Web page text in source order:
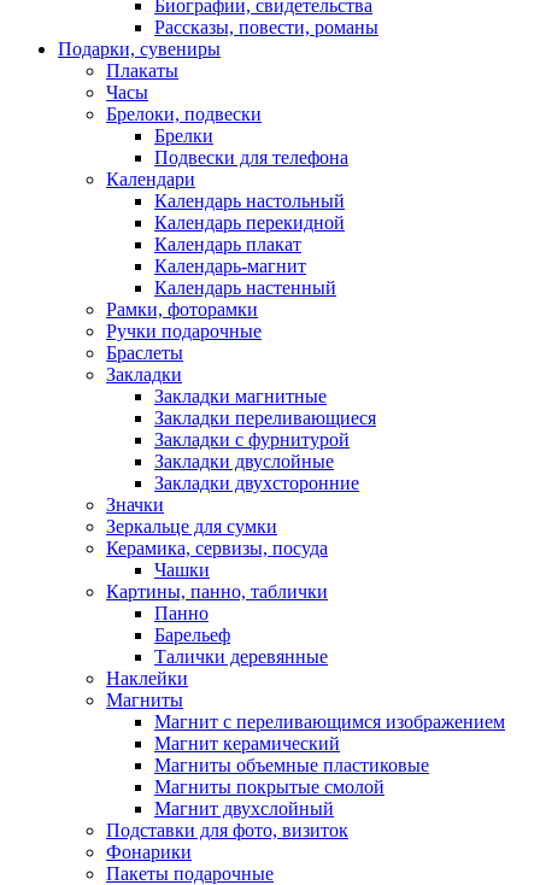
Биографии, свидетельства
Рассказы, повести, романы
Подарки, сувениры
Плакаты
Часы
Брелоки, подвески
Брелки
Подвески для телефона
Календари
Календарь настольный
Календарь перекидной
Календарь плакат
Календарь-магнит
Календарь настенный
Рамки, фоторамки
Ручки подарочные
Браслеты
Закладки
Закладки магнитные
Закладки переливающиеся
Закладки с фурнитурой
Закладки двуслойные
Закладки двухсторонние
Значки
Зеркальце для сумки
Керамика, сервизы, посуда
Чашки
Картины, панно, таблички
Панно
Барельеф
Талички деревянные
Наклейки
Магниты
Магнит с переливающимся изображением
Магнит керамический
Магниты объемные пластиковые
Магниты покрытые смолой
Магнит двухслойный
Подставки для фото, визиток
Фонарики
Пакеты подарочные